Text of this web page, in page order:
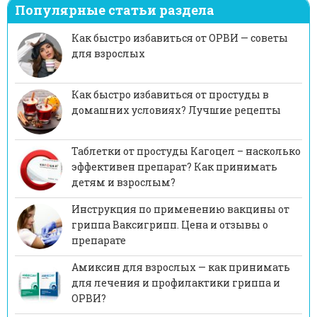
Популярные статьи раздела
Как быстро избавиться от ОРВИ — советы
для взрослых
Как быстро избавиться от простуды в
домашних условиях? Лучшие рецепты
Таблетки от простуды Кагоцел – насколько
эффективен препарат? Как принимать
детям и взрослым?
Инструкция по применению вакцины от
гриппа Ваксигрипп. Цена и отзывы о
препарате
Амиксин для взрослых — как принимать
для лечения и профилактики гриппа и
ОРВИ?